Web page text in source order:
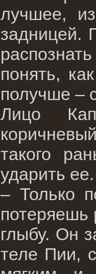
лучшее,
задницей.
понять,
получше –
Лицо
такого
ударить ее.
– Только
потеряешь
глыбу. Он
теле Пии,